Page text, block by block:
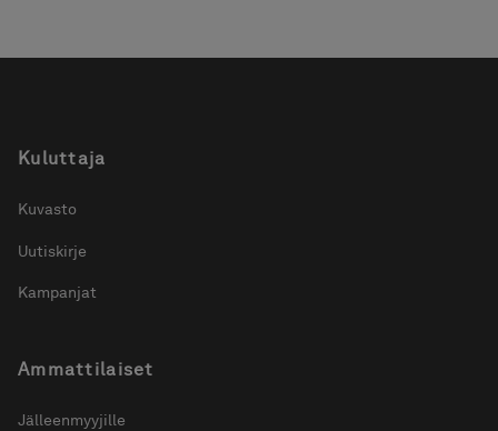
Kuluttaja
Kuvasto
Uutiskirje
Kampanjat
Ammattilaiset
Jälleenmyyjille